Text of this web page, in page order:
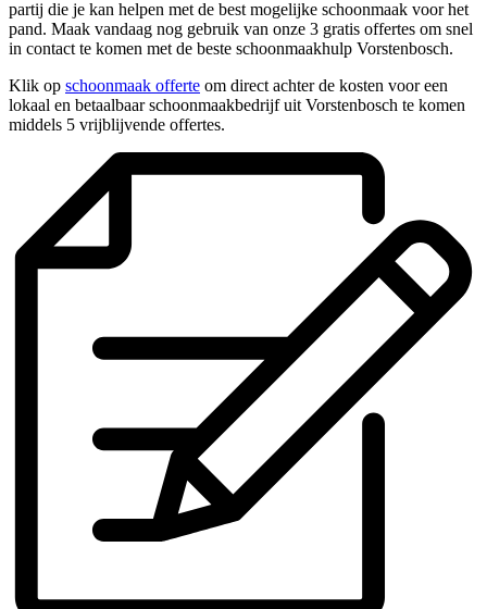
partij die je kan helpen met de best mogelijke schoonmaak voor het
pand. Maak vandaag nog gebruik van onze 3 gratis offertes om snel
in contact te komen met de beste schoonmaakhulp Vorstenbosch.
Klik op schoonmaak offerte om direct achter de kosten voor een
lokaal en betaalbaar schoonmaakbedrijf uit Vorstenbosch te komen
middels 5 vrijblijvende offertes.